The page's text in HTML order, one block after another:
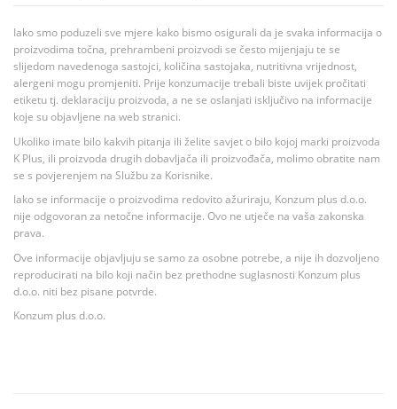
Iako smo poduzeli sve mjere kako bismo osigurali da je svaka informacija o
proizvodima točna, prehrambeni proizvodi se često mijenjaju te se
slijedom navedenoga sastojci, količina sastojaka, nutritivna vrijednost,
alergeni mogu promjeniti. Prije konzumacije trebali biste uvijek pročitati
etiketu tj. deklaraciju proizvoda, a ne se oslanjati isključivo na informacije
koje su objavljene na web stranici.
Ukoliko imate bilo kakvih pitanja ili želite savjet o bilo kojoj marki proizvoda
K Plus, ili proizvoda drugih dobavljača ili proizvođača, molimo obratite nam
se s povjerenjem na Službu za Korisnike.
Iako se informacije o proizvodima redovito ažuriraju, Konzum plus d.o.o.
nije odgovoran za netočne informacije. Ovo ne utječe na vaša zakonska
prava.
Ove informacije objavljuju se samo za osobne potrebe, a nije ih dozvoljeno
reproducirati na bilo koji način bez prethodne suglasnosti Konzum plus
d.o.o. niti bez pisane potvrde.
Konzum plus d.o.o.